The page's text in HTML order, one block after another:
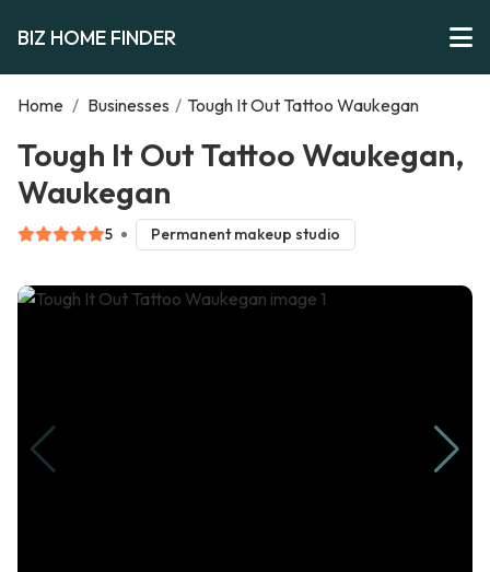
BIZ HOME FINDER
Home / Businesses / Tough It Out Tattoo Waukegan
Tough It Out Tattoo Waukegan,
Waukegan
5 Permanent makeup studio